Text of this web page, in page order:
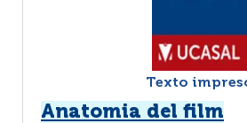
Texto
Anatomia del film